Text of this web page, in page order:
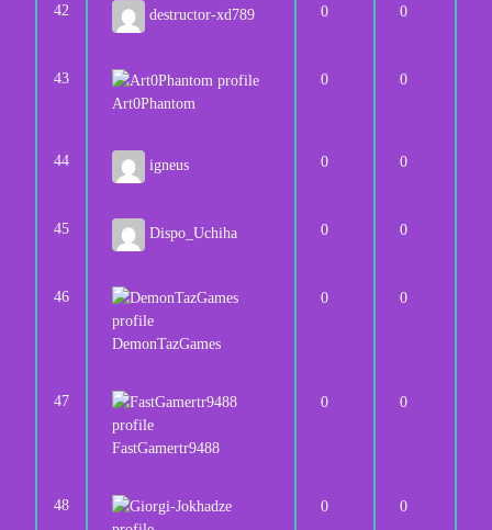
42 destructor-xd789 0 0
43
Art0Phantom
0 0
44 igneus 0 0
45 Dispo_Uchiha 0 0
46
DemonTazGames
0 0
47
FastGamertr9488
0 0
48 0 0